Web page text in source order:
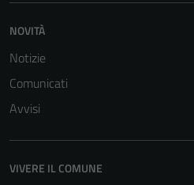
NOVITÀ
Notizie
Comunicati
Avvisi
VIVERE IL COMUNE